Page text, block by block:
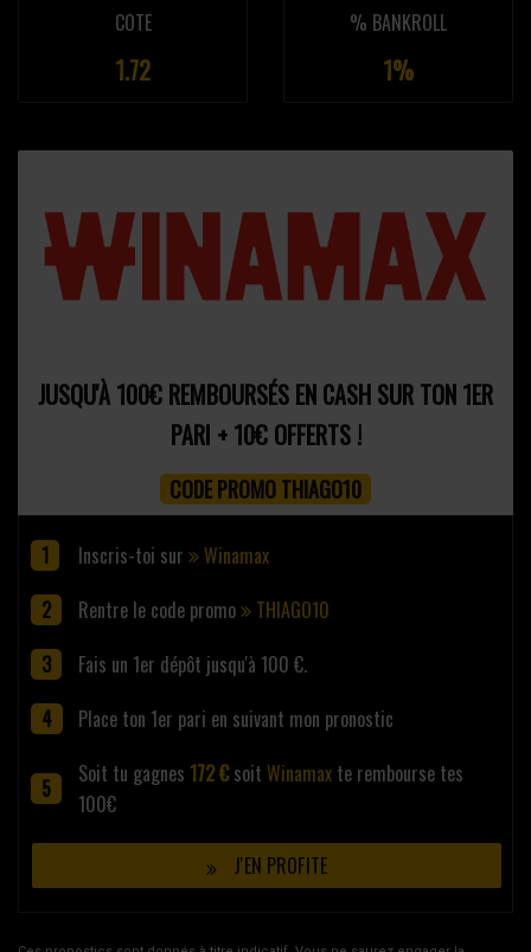
COTE
1.72
% BANKROLL
1%
JUSQU'À 100€ REMBOURSÉS EN CASH SUR TON 1ER
PARI + 10€ OFFERTS !
CODE PROMO THIAGO10
Inscris-toi sur
Winamax
Rentre le code promo
THIAGO10
Fais un 1er dépôt jusqu'à 100 €.
Place ton 1er pari en suivant mon pronostic
Soit tu gagnes 172 € soit Winamax te rembourse tes
100€
J'EN PROFITE